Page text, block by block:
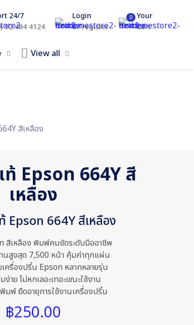
24/7
92 464 4124
Login
or register
0 Your
cart
View all
สีเหลือง
Epson 664Y สี
เหลือง
Epson 664Y สีเหลือง
สีเหลือง พิมพ์คมชัดระดับมืออาชีพ
นสูงสุด 7,500 หน้า คุ้มค่าทุกแผ่น
ครื่องปริ้น Epson หลากหลายรุ่น
ง่าย ไม่หกเลอะเทอะขณะใช้งาน
มพ์ ยืดอายุการใช้งานเครื่องปริ้น
฿250.00